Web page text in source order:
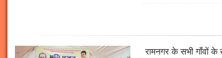
रामनगर के सभी गाँवों